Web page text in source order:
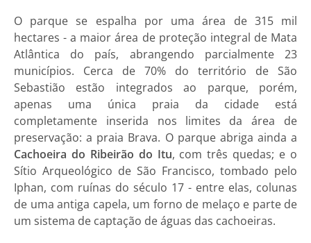
O parque se espalha por uma área de 315 mil
hectares - a maior área de proteção integral de Mata
Atlântica do país, abrangendo parcialmente 23
municípios. Cerca de 70% do território de São
Sebastião estão integrados ao parque, porém,
apenas uma única praia da cidade está
completamente inserida nos limites da área de
preservação: a praia Brava. O parque abriga ainda a
Cachoeira do Ribeirão do Itu, com três quedas; e o
Sítio Arqueológico de São Francisco, tombado pelo
Iphan, com ruínas do século 17 - entre elas, colunas
de uma antiga capela, um forno de melaço e parte de
um sistema de captação de águas das cachoeiras.